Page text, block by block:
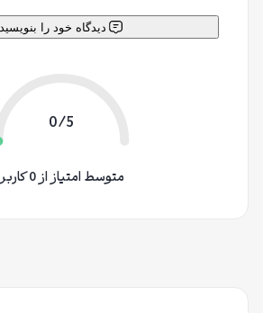
دیدگاه خود را بنویسید
0/5
متوسط امتیاز از 0 کاربر